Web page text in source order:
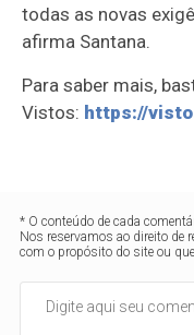
todas as novas
afirma Santana.
Para saber mais,
Vistos: https://
* O conteúdo de cada
Nos reservamos ao direito de
com o propósito do site ou